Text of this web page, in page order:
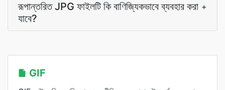
রূপান্তরিত JPG ফাইলটি কি বাণিজ্যিকভাবে ব্যবহার করা
যাবে?
+
GIF